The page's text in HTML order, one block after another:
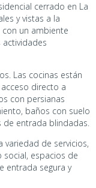
cerrado en La
y vistas a la
un ambiente
Las cocinas están
directo a
con persianas
baños con suelo
de entrada blindadas.
de servicios,
social, espacios de
entrada segura y